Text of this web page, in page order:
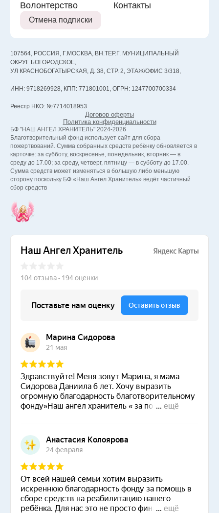
Волонтерство
Контакты
Отмена подписки
107564, РОССИЯ, Г.МОСКВА, ВН.ТЕР.Г. МУНИЦИПАЛЬНЫЙ
ОКРУГ БОГОРОДСКОЕ,
УЛ КРАСНОБОГАТЫРСКАЯ, Д. 38, СТР. 2, ЭТАЖ/ОФИС 3/318,
ИНН: 9718269928, КПП: 771801001, ОГРН: 1247700700334
Реестр НКО: №7714018953
Договор оферты
Политика конфиденциальности
БФ "НАШ АНГЕЛ ХРАНИТЕЛЬ" 2024-2026
Благотворительный фонд использует сайт для сбора
пожертвований. Сумма собранных средств ребёнку обновляется в
карточке: за субботу, воскресенье, понедельник, вторник — в
среду до 17.00; за среду, четверг, пятницу — в субботу до 17.00.
Сумма средств может изменяться в большую либо меньшую
сторону поскольку БФ «Наш Ангел Хранитель» ведёт частичный
сбор средств